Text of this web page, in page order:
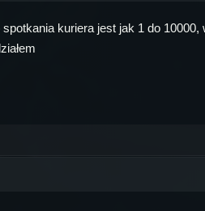
kuriera jest jak 1 do